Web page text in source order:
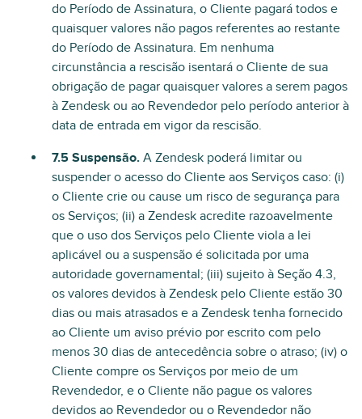
do Período de Assinatura, o Cliente pagará todos e
quaisquer valores não pagos referentes ao restante
do Período de Assinatura. Em nenhuma
circunstância a rescisão isentará o Cliente de sua
obrigação de pagar quaisquer valores a serem pagos
à Zendesk ou ao Revendedor pelo período anterior à
data de entrada em vigor da rescisão.
7.5 Suspensão. A Zendesk poderá limitar ou
suspender o acesso do Cliente aos Serviços caso: (i)
o Cliente crie ou cause um risco de segurança para
os Serviços; (ii) a Zendesk acredite razoavelmente
que o uso dos Serviços pelo Cliente viola a lei
aplicável ou a suspensão é solicitada por uma
autoridade governamental; (iii) sujeito à Seção 4.3,
os valores devidos à Zendesk pelo Cliente estão 30
dias ou mais atrasados e a Zendesk tenha fornecido
ao Cliente um aviso prévio por escrito com pelo
menos 30 dias de antecedência sobre o atraso; (iv) o
Cliente compre os Serviços por meio de um
Revendedor, e o Cliente não pague os valores
devidos ao Revendedor ou o Revendedor não